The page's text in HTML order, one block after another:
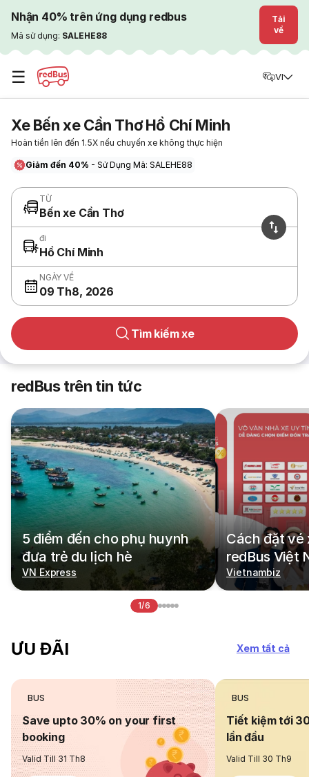
Nhận 40% trên ứng dụng redbus
Mã sử dụng: SALEHE88
Tải
về
☰ VI
Xe Bến xe Cần Thơ Hồ Chí Minh
Hoàn tiền lên đến 1.5X nếu chuyến xe không thực hiện
Giảm đến 40% - Sử Dụng Mã: SALEHE88
TỪ
Bến xe Cần Thơ
đi
Hồ Chí Minh
NGÀY VỀ
09 Th8, 2026
Tìm kiếm xe
redBus trên tin tức
5 điểm đến cho phụ huynh
đưa trẻ du lịch hè
VN Express
Cách đặt vé
redBus Việt
Vietnambiz
1/6
ƯU ĐÃI Xem tất cả
BUS
Save upto 30% on your first
booking
Valid Till 31 Th8
BUS
Tiết kiệm tới
lần đầu
Valid Till 30 Th9